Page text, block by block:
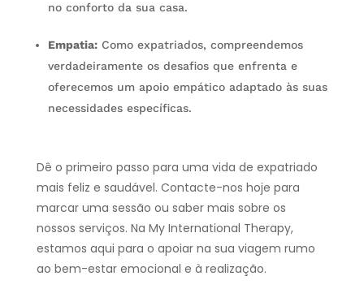
no conforto da sua casa.
Empatia:Como expatriados, compreendemos
verdadeiramente os desafios que enfrenta e
oferecemos um apoio empático adaptado às suas
necessidades específicas.
Dê o primeiro passo para uma vida de expatriado
mais feliz e saudável. Contacte-nos hoje para
marcar uma sessão ou saber mais sobre os
nossos serviços. Na My International Therapy,
estamos aqui para o apoiar na sua viagem rumo
ao bem-estar emocional e à realização.